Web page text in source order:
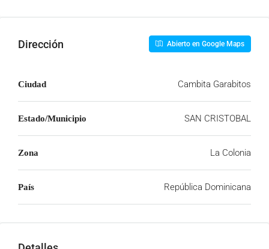
Dirección Abierto en Google Maps
Ciudad Cambita Garabitos
Estado/Municipio SAN CRISTOBAL
Zona La Colonia
País República Dominicana